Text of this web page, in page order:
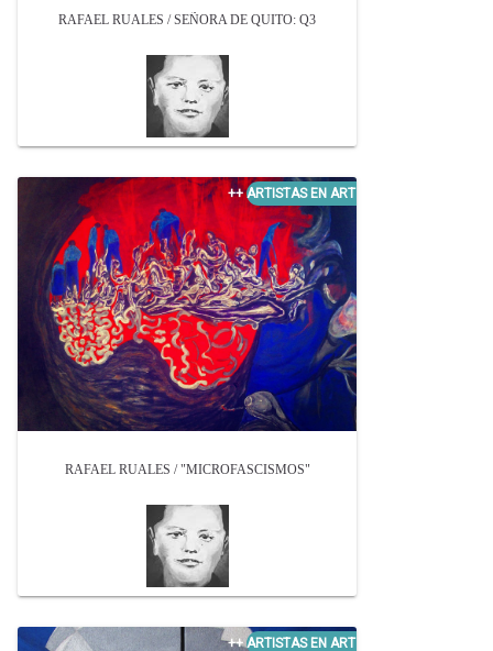
RAFAEL RUALES / SEÑORA DE QUITO: Q3
RAFAEL RUALES / "MICROFASCISMOS"